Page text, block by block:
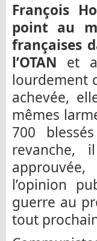
François
point au
françaises
l’OTAN et
lourdement
achevée,
mêmes
700
revanche,
l’opinion
guerre au
tout